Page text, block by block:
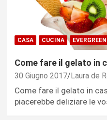
CASA CUCINA EVERGREEN
Come fare il gelato in
30 Giugno 2017 Laura de
Come fare il gelato in
piacerebbe deliziare le